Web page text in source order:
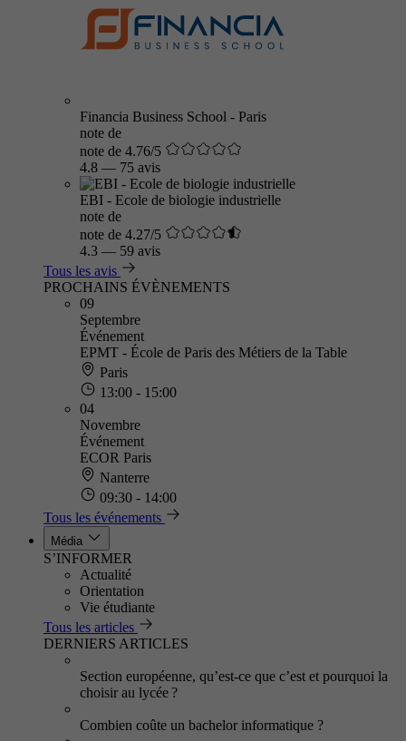
Financia Business School - Paris
note de
note de 4.76/5
4.8 — 75 avis
EBI - Ecole de biologie industrielle
note de
note de 4.27/5
4.3 — 59 avis
Tous les avis
PROCHAINS ÉVÈNEMENTS
09
Septembre
Événement
EPMT - École de Paris des Métiers de la Table
Paris
13:00 - 15:00
04
Novembre
Événement
ECOR Paris
Nanterre
09:30 - 14:00
Tous les événements
Média
S’INFORMER
Actualité
Orientation
Vie étudiante
Tous les articles
DERNIERS ARTICLES
Section européenne, qu’est-ce que c’est et pourquoi la
choisir au lycée ?
Combien coûte un bachelor informatique ?